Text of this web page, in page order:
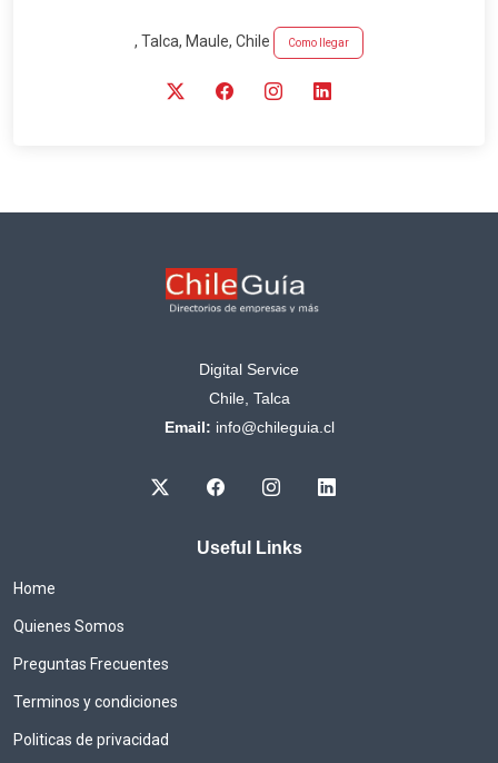
, Talca, Maule, Chile Como llegar
Digital Service
Chile, Talca
Email: info@chileguia.cl
Useful Links
Home
Quienes Somos
Preguntas Frecuentes
Terminos y condiciones
Politicas de privacidad